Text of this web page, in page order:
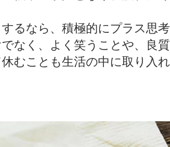
るなら、積極的にプラス思
なく、よく笑うことや、良
むことも生活の中に取り入